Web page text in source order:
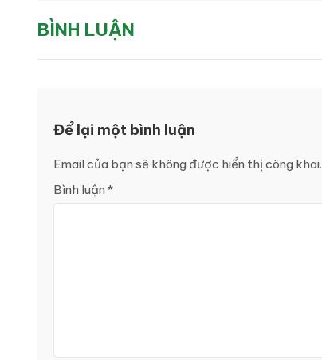
BÌNH LUẬN
Để lại một bình luận
Email của bạn sẽ không được hiển thị công khai.
Bình luận *